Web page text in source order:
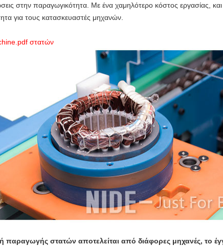
στην παραγωγικότητα. Με ένα χαμηλότερο κόστος εργασίας,
για τους κατασκευαστές μηχανών.
στατών
παραγωγής στατών αποτελείται από διάφορες μηχανές, το